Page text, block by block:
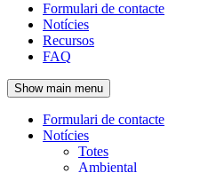
Navegació
principal
de
l'encapçalament
Formulari de contacte
Notícies
Recursos
FAQ
Show main menu
Navegació
principal
Formulari de contacte
Notícies
Totes
Ambiental